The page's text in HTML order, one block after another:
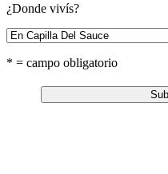
¿Donde vivís?
* = campo obligatorio